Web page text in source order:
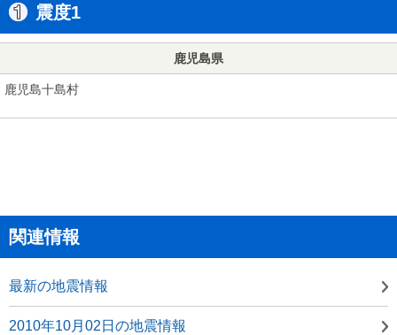
震度1
鹿児島県
鹿児島十島村
関連情報
最新の地震情報
2010年10月02日の地震情報